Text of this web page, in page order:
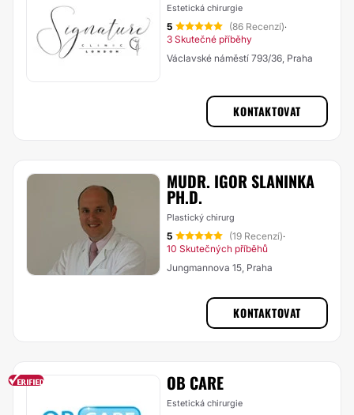
Estetická chirurgie
5 (86 Recenzí)·
3 Skutečné příběhy
Václavské náměstí 793/36, Praha
KONTAKTOVAT
MUDR. IGOR SLANINKA
PH.D.
Plastický chirurg
5 (19 Recenzí)·
10 Skutečných příběhů
Jungmannova 15, Praha
KONTAKTOVAT
OB CARE
Estetická chirurgie